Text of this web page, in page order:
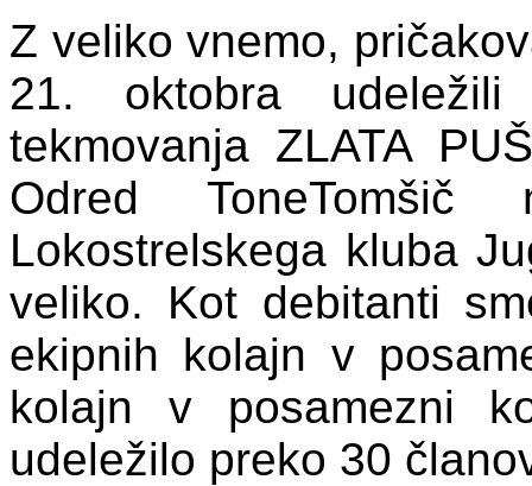
Z veliko vnemo,
21. oktobra udeležili
tekmovanja ZLATA
Odred ToneTomšič
Lokostrelskega kluba
veliko. Kot debitanti
ekipnih kolajn v
kolajn v posamezni
udeležilo preko 30